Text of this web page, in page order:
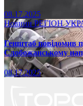
08.17.2025
НовиниРЕГІОН
Генштаб повідомив
Слобожанському
08.17.2025